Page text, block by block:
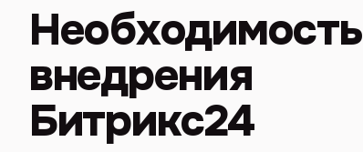
Необходимость
внедрения
Битрикс24